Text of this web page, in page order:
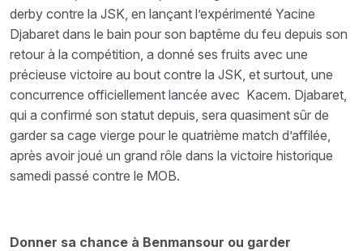
derby contre la JSK, en lançant l’expérimenté Yacine
Djabaret dans le bain pour son baptême du feu depuis son
retour à la compétition, a donné ses fruits avec une
précieuse victoire au bout contre la JSK, et surtout, une
concurrence officiellement lancée avec Kacem. Djabaret,
qui a confirmé son statut depuis, sera quasiment sûr de
garder sa cage vierge pour le quatrième match d’affilée,
après avoir joué un grand rôle dans la victoire historique
samedi passé contre le MOB.
Donner sa chance à Benmansour ou garder